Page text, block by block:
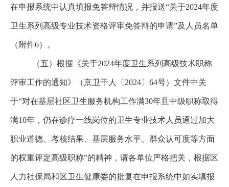
在申报系统中认真填报免答辩情况，并报送“关于2024年度
卫生系列高级专业技术资格评审免答辩的申请”及人员名单
（附件6）。
（五） 根据 《关于2024年度卫生系列高级技术职称
评审工作的通知》（京卫干人〔2024〕64号） 文件中关
于“对在基层社区卫生服务机构工作满30年且中级职称取得
满10年，仍在诊疗一线岗位的卫生专业技术人员通过加大
职业道德、考核结果、基层服务水平、群众认可度等方面
的权重评定高级职称”的精神，请各单位严格把关，根据区
人力社保局和区卫生健康委的批复在申报系统中如实填报